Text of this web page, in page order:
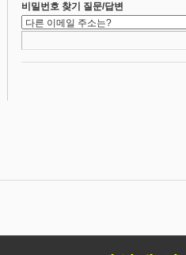
비밀번호 찾기 질문/답변